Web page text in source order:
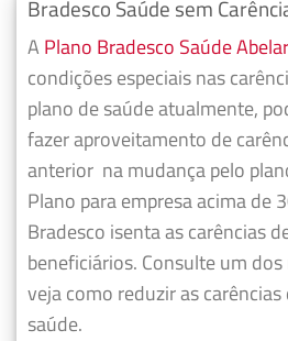
Bradesco Saúde sem
A Plano Bradesco Saúde
condições especiais nas
plano de saúde atualmente,
fazeraproveitamento de
anterior na mudança pelo
Plano para empresa acima de
Bradesco isenta as carências
beneficiários. Consulte um
veja como reduzir as
saúde.